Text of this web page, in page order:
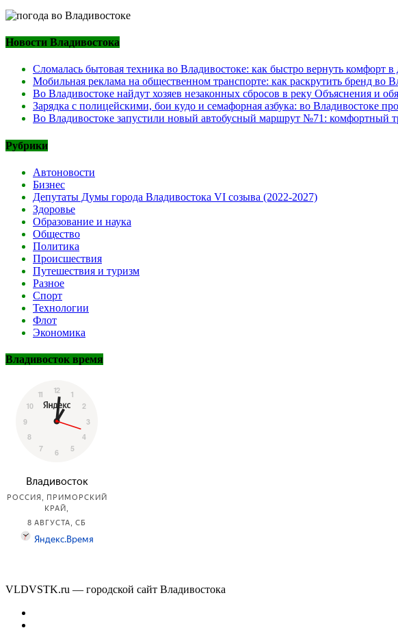
Новости Владивостока
Сломалась бытовая техника во Владивостоке: как быстро вернуть комфорт
Мобильная реклама на общественном транспорте: как раскрутить бренд во
Во Владивостоке найдут хозяев незаконных сбросов в реку Объяснения и
Зарядка с полицейскими, бои кудо и семафорная азбука: во Владивостоке
Во Владивостоке запустили новый автобусный маршрут №71: комфортный
Рубрики
Автоновости
Бизнес
Депутаты Думы города Владивостока VI созыва (2022-2027)
Здоровье
Образование и наука
Общество
Политика
Происшествия
Путешествия и туризм
Разное
Спорт
Технологии
Флот
Экономика
Владивосток время
VLDVSTK.ru — городской сайт Владивостока